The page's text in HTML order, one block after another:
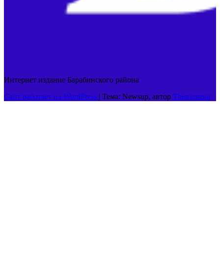
Интернет издание Барабинского района
Сайт работает на WordPress | Тема: Newsup, автор Themeansar